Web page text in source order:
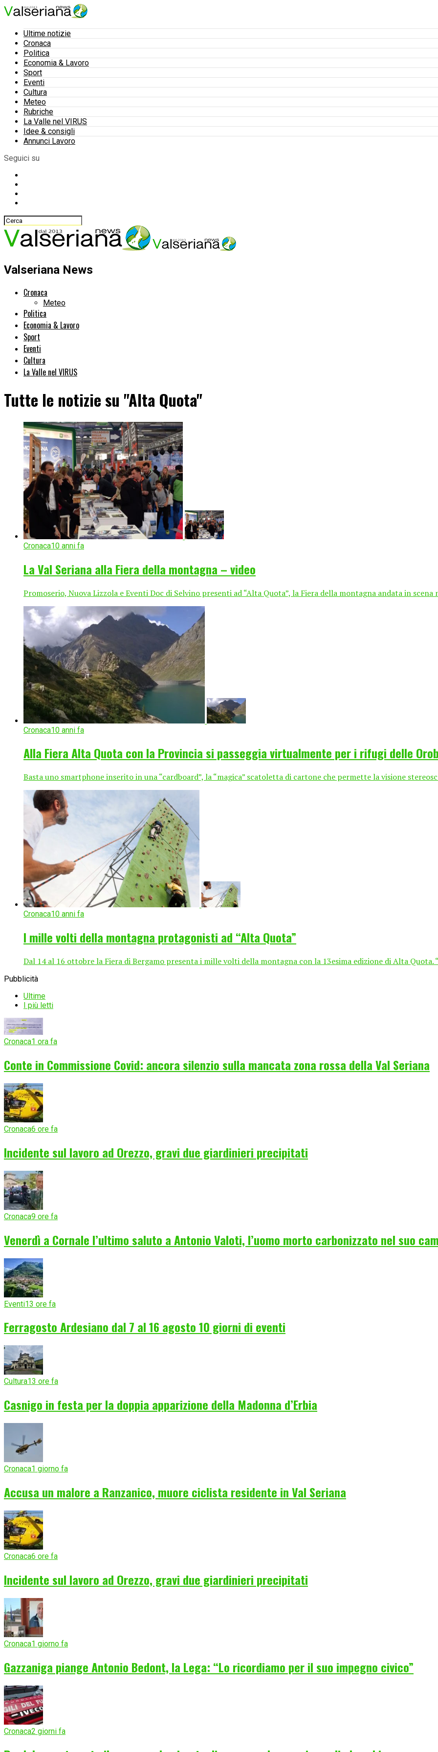
Ultime notizie
Cronaca
Politica
Economia & Lavoro
Sport
Eventi
Cultura
Meteo
Rubriche
La Valle nel VIRUS
Idee & consigli
Annunci Lavoro
Seguici su
Valseriana News
Cronaca
Meteo
Politica
Economia & Lavoro
Sport
Eventi
Cultura
La Valle nel VIRUS
Tutte le notizie su "Alta Quota"
Cronaca10 anni fa
La Val Seriana alla Fiera della montagna – video
Promoserio, Nuova Lizzola e Eventi Doc di Selvino presenti ad “Alta Quota”, la Fiera della montagna andata in scena
Cronaca10 anni fa
Alla Fiera Alta Quota con la Provincia si passeggia virtualmente per i rifugi delle
Basta uno smartphone inserito in una “cardboard”, la “magica” scatoletta di cartone che permette la visione
Cronaca10 anni fa
I mille volti della montagna protagonisti ad “Alta Quota”
Dal 14 al 16 ottobre la Fiera di Bergamo presenta i mille volti della montagna con la 13esima edizione di Alta Quota.
Pubblicità
Ultime
I più letti
Cronaca1 ora fa
Conte in Commissione Covid: ancora silenzio sulla mancata zona rossa della Val Seriana
Cronaca6 ore fa
Incidente sul lavoro ad Orezzo, gravi due giardinieri precipitati
Cronaca9 ore fa
Venerdì a Cornale l’ultimo saluto a Antonio Valoti, l’uomo morto carbonizzato nel suo
Eventi13 ore fa
Ferragosto Ardesiano dal 7 al 16 agosto 10 giorni di eventi
Cultura13 ore fa
Casnigo in festa per la doppia apparizione della Madonna d’Erbia
Cronaca1 giorno fa
Accusa un malore a Ranzanico, muore ciclista residente in Val Seriana
Cronaca6 ore fa
Incidente sul lavoro ad Orezzo, gravi due giardinieri precipitati
Cronaca1 giorno fa
Gazzaniga piange Antonio Bedont, la Lega: “Lo ricordiamo per il suo impegno civico”
Cronaca2 giorni fa